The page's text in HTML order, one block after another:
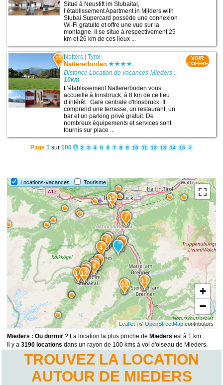
Situé à Neustift im Stubaital,
l’établissement Apartment in Milders with
Stubai Supercard possède une connexion
Wi-Fi gratuite et offre une vue sur la
montagne. Il se situe à respectivement 25
km et 26 km de ces lieux ...
15 Natters |Tyrol
Nattererboden
Distance Location de vacances-Mieders :
10km
L’établissement Nattererboden vous
accueille à Innsbruck, à 8 km de ce lieu
d’intérêt : Gare centrale d'Innsbruck. Il
comprend une terrasse, un restaurant, un
bar et un parking privé gratuit. De
nombreux équipements et services sont
fournis sur place ...
VOIR
L'OFFRE
Page 1 sur 100 1 2 3 4 5 6 7 8 9 10 11 12 13 14 15 >
Locations-vacances Tourisme
15
14
13
12
11
10
9 8
7
65
4
32 1
+
−
Leaflet| © OpenStreetMapcontributors
Mieders : Ou dormir ? La location la plus proche de Mieders est à 1 km.
Il y a3190 locations dans un rayon de 100 kms à vol d'oiseau de Mieders.
TROUVEZ LA LOCATION
AUTOUR DE MIEDERS